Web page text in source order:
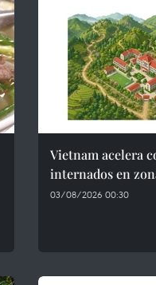
Vietnam acelera
internados en
03/08/2026 00:30